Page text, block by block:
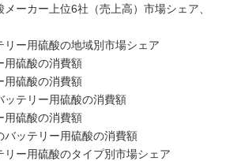
メーカー上位6社（売上高）市場シェア、
リー用硫酸の地域別市場シェア
用硫酸の消費額
用硫酸の消費額
ッテリー用硫酸の消費額
用硫酸の消費額
バッテリー用硫酸の消費額
リー用硫酸のタイプ別市場シェア